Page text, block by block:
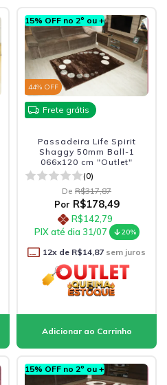
15% OFF no 2º ou +
44% OFF
Frete grátis
Passadeira Life Spirit
Shaggy 50mm Ball-1
066x120 cm "Outlet"
(0)
De R$317,87
Por R$178,49
R$142,79
PIX até dia 31/07
20%
12x de R$14,87 sem juros
15% OFF no 2º ou +